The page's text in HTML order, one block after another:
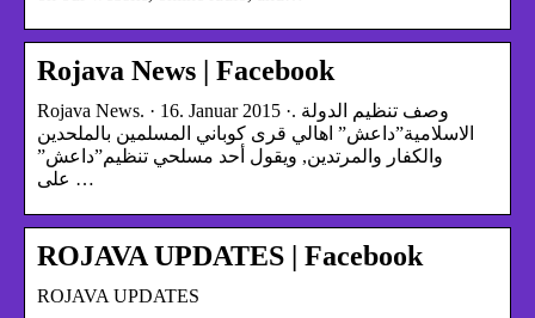
Rojava News | Facebook
Rojava News. · 16. Januar 2015 ·. وصف تنظيم الدولة
الاسلامية”داعش” اهالي قرى كوباني المسلمين بالملحدين
والكفار والمرتدين, ويقول أحد مسلحي تنظيم”داعش”
على …
ROJAVA UPDATES | Facebook
ROJAVA UPDATES